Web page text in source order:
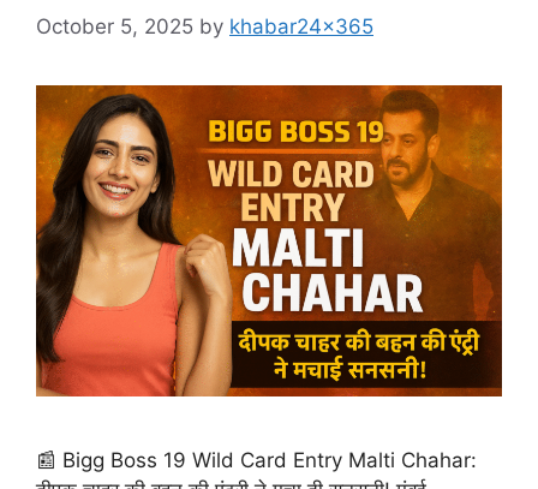
October 5, 2025 by khabar24x365
📰 Bigg Boss 19 Wild Card Entry Malti Chahar: